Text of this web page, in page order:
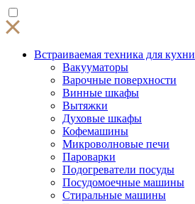
Встраиваемая техника для кухни
Вакууматоры
Варочные поверхности
Винные шкафы
Вытяжки
Духовые шкафы
Кофемашины
Микроволновые печи
Пароварки
Подогреватели посуды
Посудомоечные машины
Стиральные машины